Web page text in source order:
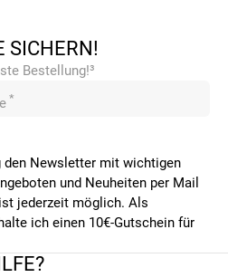
SICHERN!
Bestellung!³
*
Newsletter mit wichtigen
und Neuheiten per Mail
jederzeit möglich. Als
ich einen 10€-Gutschein für